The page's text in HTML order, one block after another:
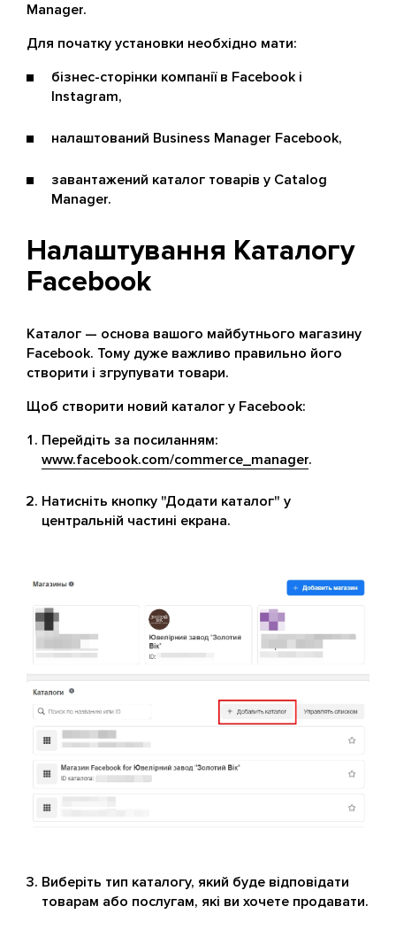
Manager.
Для початку установки необхідно мати:
бізнес-сторінки компанії в Facebook і
Instagram,
налаштований Business Manager Facebook,
завантажений каталог товарів у Catalog
Manager.
Налаштування Каталогу
Facebook
Каталог — основа вашого майбутнього магазину
Facebook. Тому дуже важливо правильно його
створити і згрупувати товари.
Щоб створити новий каталог у Facebook:
Перейдіть за посиланням:
www.facebook.com/commerce_manager.
Натисніть кнопку "Додати каталог" у
центральній частині екрана.
Виберіть тип каталогу, який буде відповідати
товарам або послугам, які ви хочете продавати.